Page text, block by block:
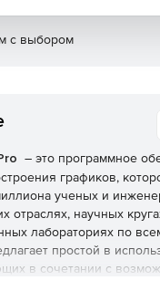
– это программное
графиков,
ученых и
отраслях, научных
лабораториях по
простой в
в сочетании с
с выбором